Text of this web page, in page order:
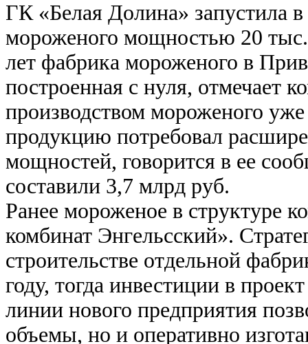
ГК «Белая Долина» запустила
мороженого мощностью 20 тыс.
лет фабрика мороженого в
построенная с нуля, отмечает
производством мороженого
продукцию потребовал
мощностей, говорится в ее
составили 3,7 млрд руб.
Ранее мороженое в структуре
комбинат Энгельсский».
строительстве отдельной
году, тогда инвестиции в
линии нового предприятия
объемы, но и оперативно